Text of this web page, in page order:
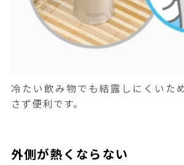
冷たい飲み物でも結露しにくいた
さず便利です。
外側が熱くならない